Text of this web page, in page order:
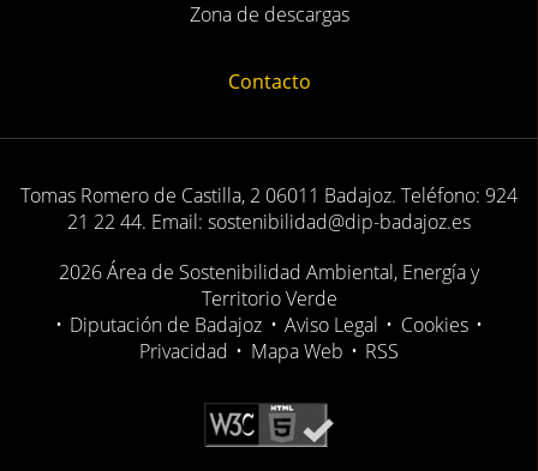
Zona de descargas
Contacto
Tomas Romero de Castilla, 2 06011 Badajoz. Teléfono: 924
21 22 44. Email: sostenibilidad@dip-badajoz.es
2026 Área de Sostenibilidad Ambiental, Energía y
Territorio Verde
• Diputación de Badajoz • Aviso Legal • Cookies •
Privacidad • Mapa Web • RSS